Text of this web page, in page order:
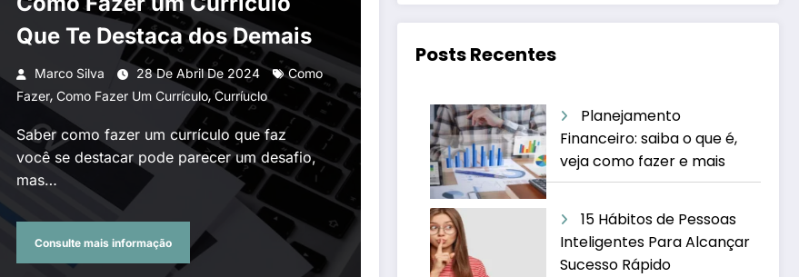
Que Te Destaca dos Demais
Marco Silva 28 De Abril De 2024
Como
Fazer, Como Fazer Um Currículo,Curríuclo
Saber como fazer um currículo que faz
você se destacar pode parecer um desafio,
mas…
Consulte mais informação
Posts Recentes
Planejamento
Financeiro: saiba o que é,
veja como fazer e mais
15 Hábitos de Pessoas
Inteligentes Para Alcançar
Sucesso Rápido